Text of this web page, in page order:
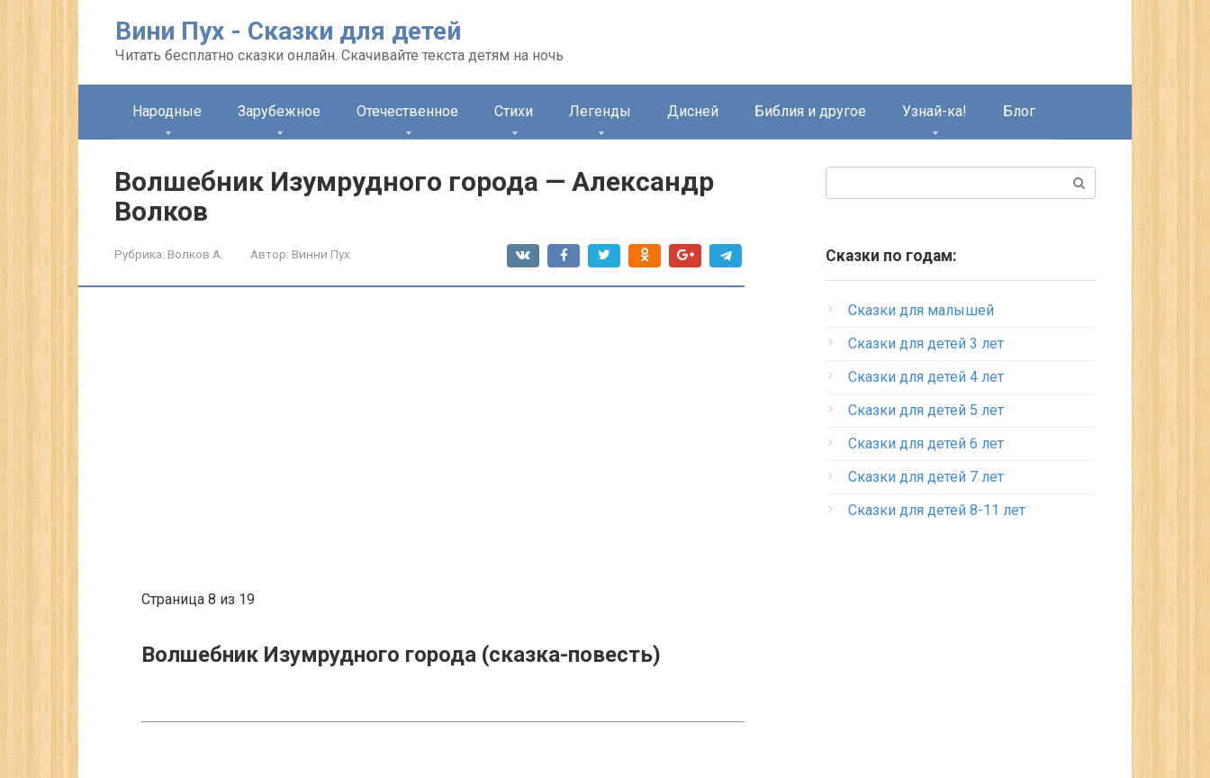
Вини Пух - Сказки для детей
Читать бесплатно сказки онлайн. Скачивайте текста детям на ночь
Народные Зарубежное Отечественное Стихи Легенды Дисней Библия и другое Узнай-ка! Блог
Волшебник Изумрудного города — Александр
Волков
Рубрика: Волков А. Автор: Винни Пух
Страница 8 из 19
Волшебник Изумрудного города (сказка-повесть)
Сказки по годам:
Сказки для малышей
Сказки для детей 3 лет
Сказки для детей 4 лет
Сказки для детей 5 лет
Сказки для детей 6 лет
Сказки для детей 7 лет
Сказки для детей 8-11 лет